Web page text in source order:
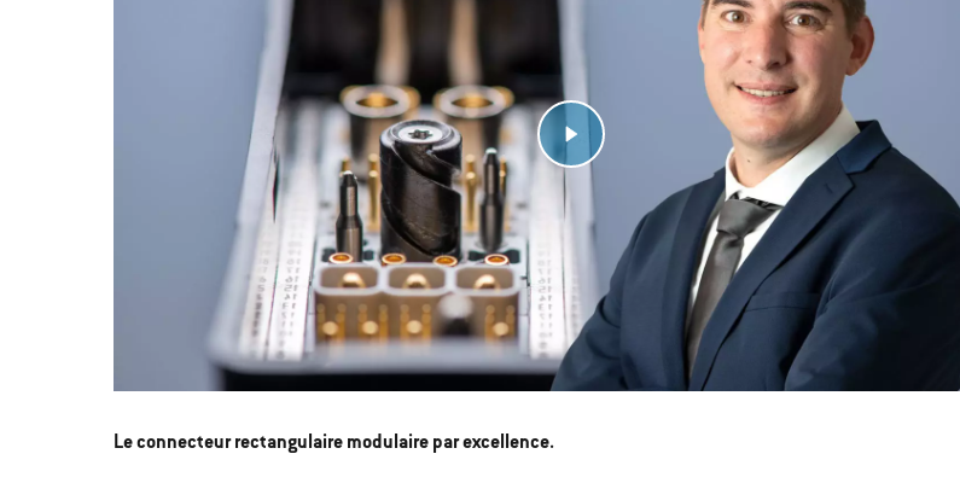
Le connecteur rectangulaire modulaire par excellence.